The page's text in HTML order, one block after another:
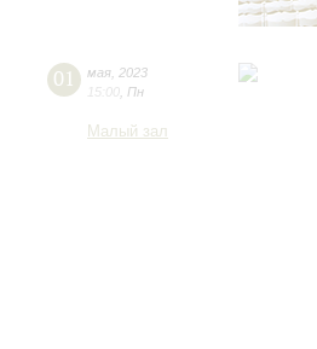
01 мая 2023
15:00 Пн
Малый зал